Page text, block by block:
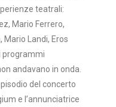
teatrali:
Mario Ferrero,
Mario Landi, Eros
programmi
andavano in onda.
del concerto
e l’annunciatrice